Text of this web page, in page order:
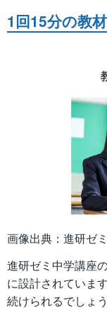
1回15分の教
画像出典：進研ゼ
進研ゼミ中学講座
に設計されていま
続けられるでしょう